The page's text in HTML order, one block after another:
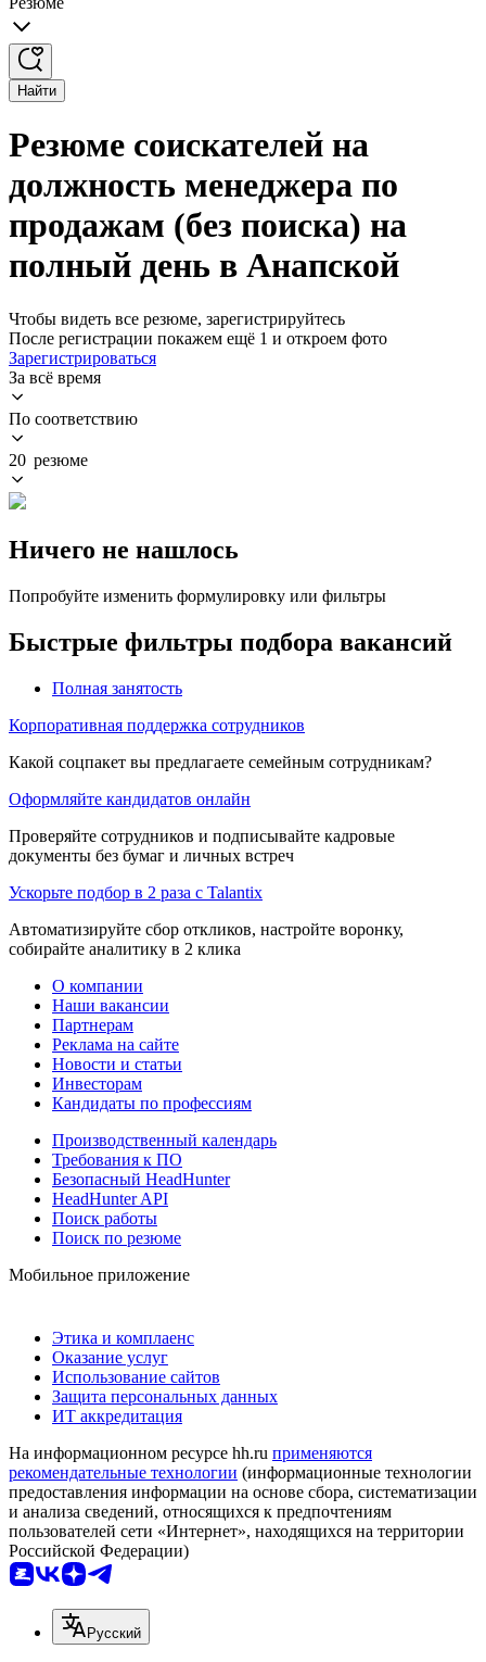
Найти
Резюме соискателей на
должность менеджера по
продажам (без поиска) на
полный день в Анапской
Чтобы видеть все резюме, зарегистрируйтесь
После регистрации покажем ещё 1 и откроем фото
Зарегистрироваться
За всё время
По соответствию
20 резюме
Ничего не нашлось
Попробуйте изменить формулировку или фильтры
Быстрые фильтры подбора вакансий
Полная занятость
Корпоративная поддержка сотрудников
Какой соцпакет вы предлагаете семейным сотрудникам?
Оформляйте кандидатов онлайн
Проверяйте сотрудников и подписывайте кадровые
документы без бумаг и личных встреч
Ускорьте подбор в 2 раза с Talantix
Автоматизируйте сбор откликов, настройте воронку,
собирайте аналитику в 2 клика
О компании
Наши вакансии
Партнерам
Реклама на сайте
Новости и статьи
Инвесторам
Кандидаты по профессиям
Производственный календарь
Требования к ПО
Безопасный HeadHunter
HeadHunter API
Поиск работы
Поиск по резюме
Мобильное приложение
Этика и комплаенс
Оказание услуг
Использование сайтов
Защита персональных данных
ИТ аккредитация
На информационном ресурсе hh.ru применяются
рекомендательные технологии (информационные технологии
предоставления информации на основе сбора, систематизации
и анализа сведений, относящихся к предпочтениям
пользователей сети «Интернет», находящихся на территории
Российской Федерации)
Русский